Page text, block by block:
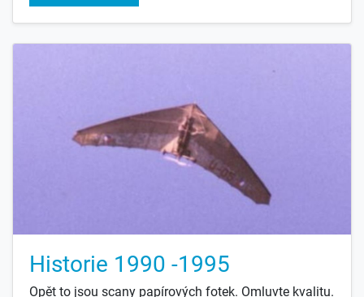
Historie 1990 -1995
Opět to jsou scany papírových fotek. Omluvte kvalitu.